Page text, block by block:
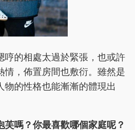
哼的相處太過於緊張，也或許
情，佈置房間也敷衍。雖然是
物的性格也能漸漸的體現出
芙嗎？你最喜歡哪個家庭呢？